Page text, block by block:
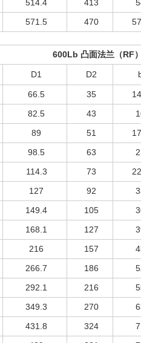
514.4 413
571.5 470
600Lb 凸面法兰（RF
D1 D2
66.5 35
82.5 43
89 51
98.5 63
114.3 73
127 92
149.4 105
168.1 127
216 157
266.7 186
292.1 216
349.3 270
431.8 324